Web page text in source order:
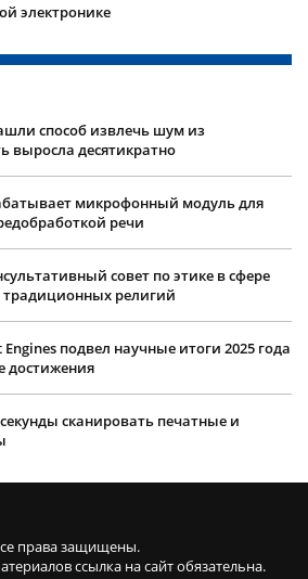
электронике
способ извлечь шум из
выросла десятикратно
микрофонный модуль для
речи
совет по этике в сфере
традиционных религий
подвел научные итоги 2025 года
достижения
сканировать печатные и
права защищены.
ссылка на сайт обязательна.